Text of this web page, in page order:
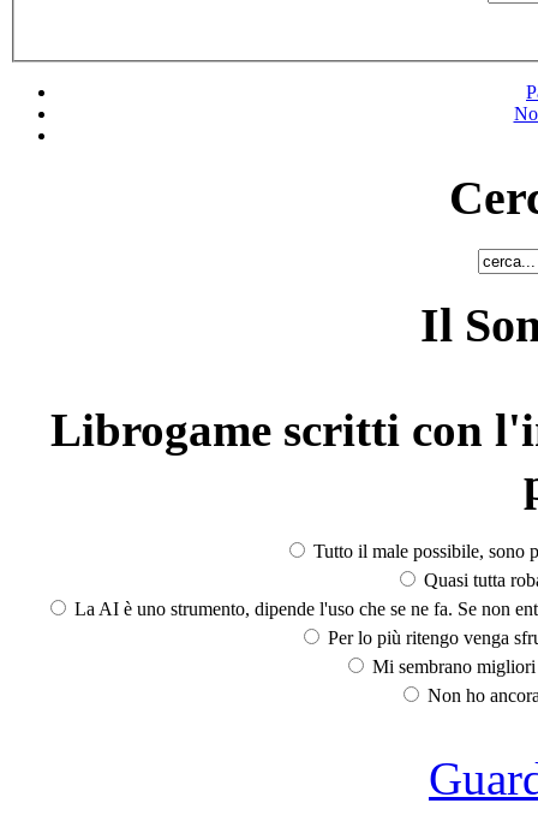
Il
Librogame scritti con
Tutto il male possibile, sono
Quasi tutta
La AI è uno strumento, dipende l'uso che se ne fa. Se non
Per lo più ritengo venga
Mi sembrano
Non ho